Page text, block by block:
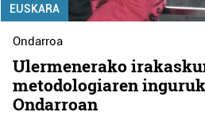
EUSKARA
Ondarroa
Ulermenerako
metodologiaren
Ondarroan